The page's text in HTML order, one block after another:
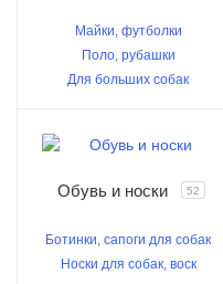
Майки, футболки
Поло, рубашки
Для больших собак
Обувь и носки 52
Ботинки, сапоги для собак
Носки для собак, воск